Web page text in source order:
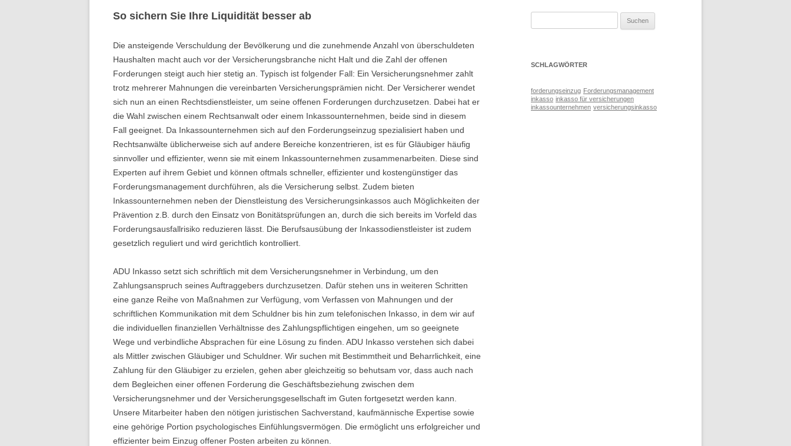
So sichern Sie Ihre Liquidität besser ab
Die ansteigende Verschuldung der Bevölkerung und die zunehmende Anzahl von überschuldeten
Haushalten macht auch vor der Versicherungsbranche nicht Halt und die Zahl der offenen
Forderungen steigt auch hier stetig an. Typisch ist folgender Fall: Ein Versicherungsnehmer zahlt
trotz mehrerer Mahnungen die vereinbarten Versicherungsprämien nicht. Der Versicherer wendet
sich nun an einen Rechtsdienstleister, um seine offenen Forderungen durchzusetzen. Dabei hat er
die Wahl zwischen einem Rechtsanwalt oder einem Inkassounternehmen, beide sind in diesem
Fall geeignet. Da Inkassounternehmen sich auf den Forderungseinzug spezialisiert haben und
Rechtsanwälte üblicherweise sich auf andere Bereiche konzentrieren, ist es für Gläubiger häufig
sinnvoller und effizienter, wenn sie mit einem Inkassounternehmen zusammenarbeiten. Diese sind
Experten auf ihrem Gebiet und können oftmals schneller, effizienter und kostengünstiger das
Forderungsmanagement durchführen, als die Versicherung selbst. Zudem bieten
Inkassounternehmen neben der Dienstleistung des Versicherungsinkassos auch Möglichkeiten der
Prävention z.B. durch den Einsatz von Bonitätsprüfungen an, durch die sich bereits im Vorfeld das
Forderungsausfallrisiko reduzieren lässt. Die Berufsausübung der Inkassodienstleister ist zudem
gesetzlich reguliert und wird gerichtlich kontrolliert.
ADU Inkasso setzt sich schriftlich mit dem Versicherungsnehmer in Verbindung, um den
Zahlungsanspruch seines Auftraggebers durchzusetzen. Dafür stehen uns in weiteren Schritten
eine ganze Reihe von Maßnahmen zur Verfügung, vom Verfassen von Mahnungen und der
schriftlichen Kommunikation mit dem Schuldner bis hin zum telefonischen Inkasso, in dem wir auf
die individuellen finanziellen Verhältnisse des Zahlungspflichtigen eingehen, um so geeignete
Wege und verbindliche Absprachen für eine Lösung zu finden. ADU Inkasso verstehen sich dabei
als Mittler zwischen Gläubiger und Schuldner. Wir suchen mit Bestimmtheit und Beharrlichkeit, eine
Zahlung für den Gläubiger zu erzielen, gehen aber gleichzeitig so behutsam vor, dass auch nach
dem Begleichen einer offenen Forderung die Geschäftsbeziehung zwischen dem
Versicherungsnehmer und der Versicherungsgesellschaft im Guten fortgesetzt werden kann.
Unsere Mitarbeiter haben den nötigen juristischen Sachverstand, kaufmännische Expertise sowie
eine gehörige Portion psychologisches Einfühlungsvermögen. Die ermöglicht uns erfolgreicher und
effizienter beim Einzug offener Posten arbeiten zu können.
SCHLAGWÖRTER
forderungseinzug Forderungsmanagement
inkasso inkasso für versicherungen
inkassounternehmen versicherungsinkasso